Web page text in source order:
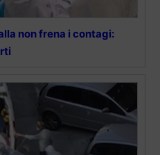
non frena i contagi: